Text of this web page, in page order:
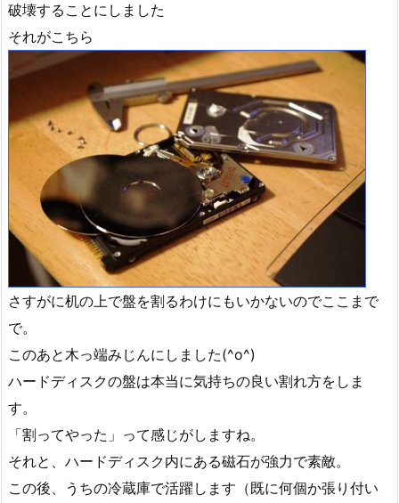
破壊することにしました
それがこちら
さすがに机の上で盤を割るわけにもいかないのでここまで
で。
このあと木っ端みじんにしました(^o^)
ハードディスクの盤は本当に気持ちの良い割れ方をしま
す。
「割ってやった」って感じがしますね。
それと、ハードディスク内にある磁石が強力で素敵。
この後、うちの冷蔵庫で活躍します（既に何個か張り付い